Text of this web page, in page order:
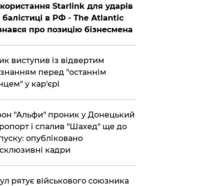
Starlink для ударів
балістиці в РФ - The Atlantic
про позицію бізнесмена
виступив із відвертим
перед "останнім
у кар'єрі
"Альфи" проник у Донецький
і спалив "Шахед" ще до
опубліковано
кадри
рятує військового союзника